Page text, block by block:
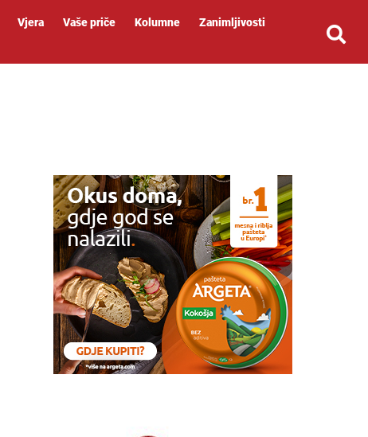
Vjera Vaše priče Kolumne
Zanimljivosti